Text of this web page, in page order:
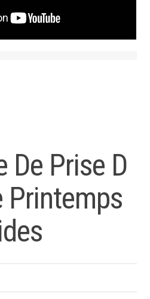
De Prise D
Printemps